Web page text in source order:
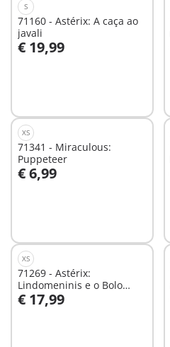
S
71160 - Astérix: A caça ao
javali
€ 19,99
Ao carrinho
XS
71341 - Miraculous:
Puppeteer
€ 6,99
Ao carrinho
XS
71269 - Astérix:
Lindomeninis e o Bolo
envenenado
€ 17,99